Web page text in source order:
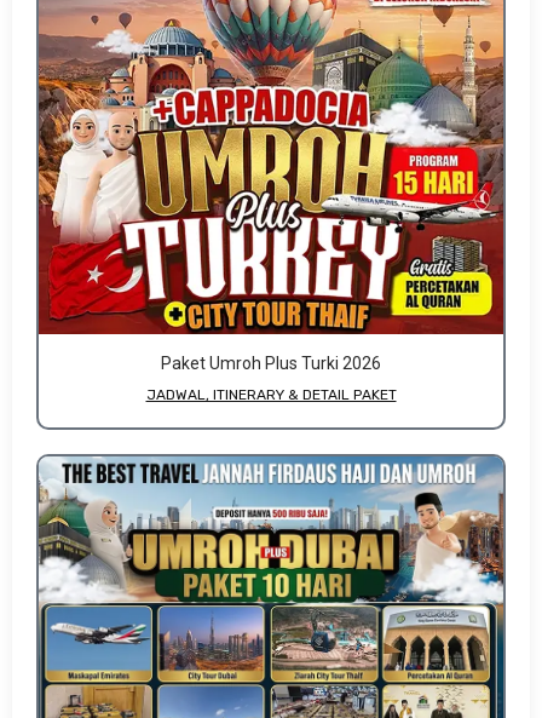
Paket Umroh Plus Turki 2026
JADWAL, ITINERARY & DETAIL PAKET